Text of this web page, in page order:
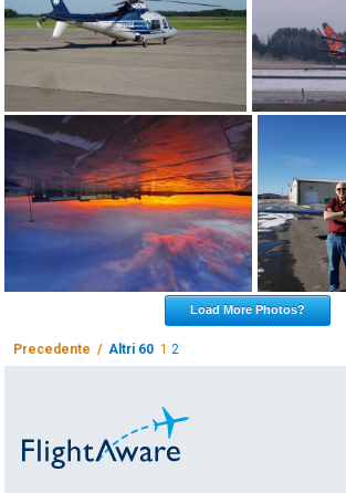
Load More Photos?
Precedente /Altri 60 12